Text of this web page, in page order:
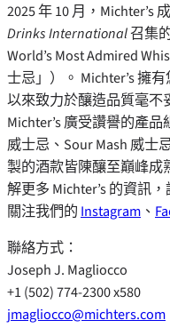
2025 年 10 月，Michter’s
Drinks International召集
World’s Most Admired
士忌」）。 Michter’s 擁
以來致力於釀造品質毫不
Michter’s 廣受讚譽的產
威士忌、Sour Mash 威士
製的酒款皆陳釀至巔峰成
解更多 Michter’s 的資訊
關注我們的 Instagram 、
聯絡方式：
Joseph J. Magliocco
+1 (502) 774-2300 x580
jmagliocco@michters.com